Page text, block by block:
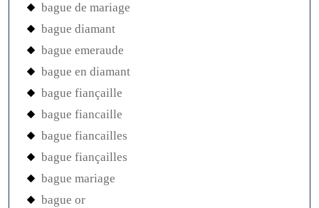
bague de mariage
bague diamant
bague emeraude
bague en diamant
bague fiançaille
bague fiancaille
bague fiancailles
bague fiançailles
bague mariage
bague or